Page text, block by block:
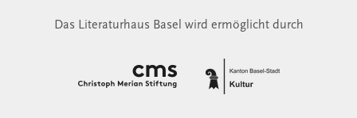
Das Literaturhaus Basel wird ermöglicht durch